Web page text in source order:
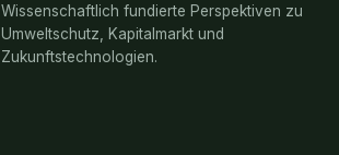
Wissenschaftlich fundierte Perspektiven zu
Umweltschutz, Kapitalmarkt und
Zukunftstechnologien.